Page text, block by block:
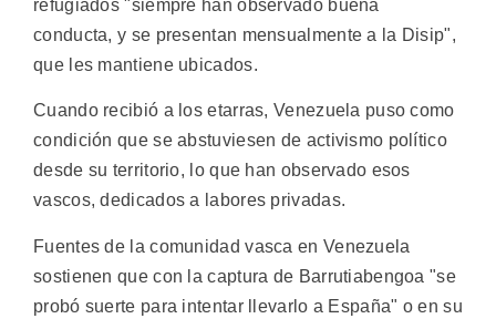
refugiados "siempre han observado buena
conducta, y se presentan mensualmente a la Disip",
que les mantiene ubicados.
Cuando recibió a los etarras, Venezuela puso como
condición que se abstuviesen de activismo político
desde su territorio, lo que han observado esos
vascos, dedicados a labores privadas.
Fuentes de la comunidad vasca en Venezuela
sostienen que con la captura de Barrutiabengoa "se
probó suerte para intentar llevarlo a España" o en su